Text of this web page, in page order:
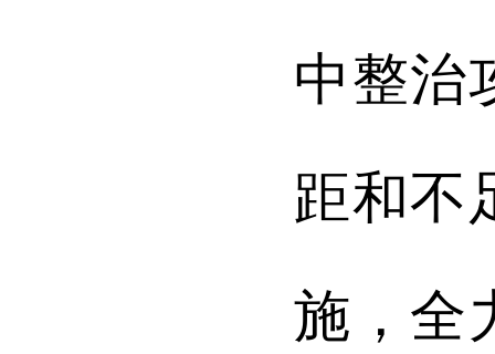
中整治
距和不
施，全